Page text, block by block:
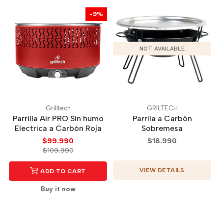
-9%
Grilltech
Parrilla Air PRO Sin humo
Electrica a Carbón Roja
$99.990
$109.990
ADD TO CART
Buy it now
NOT AVAILABLE
GRILTECH
Parrila a Carbón
Sobremesa
$18.990
VIEW DETAILS